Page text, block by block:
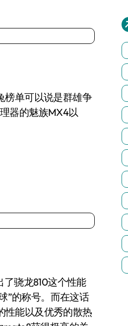
单可以说是群雄争
器的魅族MX4以
骁龙810这个性能
”的称号。而在这话
性能以及优秀的散热